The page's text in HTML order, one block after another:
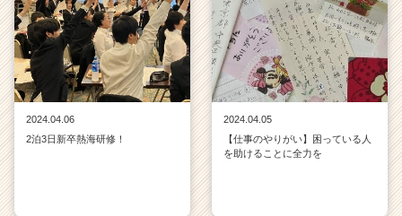
2024.04.06
2泊3日新卒熱海研修！
2024.04.05
【仕事のやりがい】困っている人
を助けることに全力を